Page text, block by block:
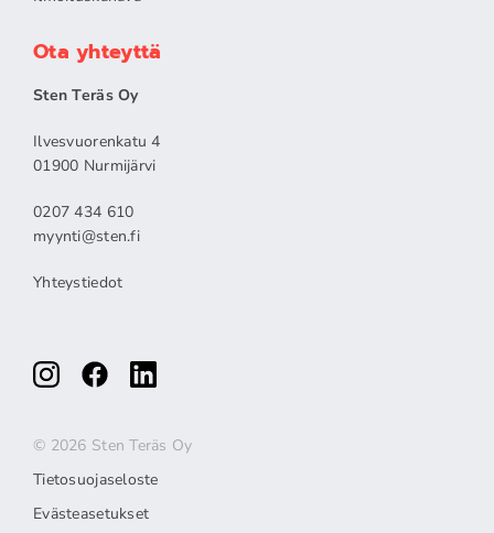
Ota yhteyttä
Sten Teräs Oy
Ilvesvuorenkatu 4
01900 Nurmijärvi
0207 434 610
myynti@sten.fi
Yhteystiedot
© 2026 Sten Teräs Oy
Tietosuojaseloste
Evästeasetukset